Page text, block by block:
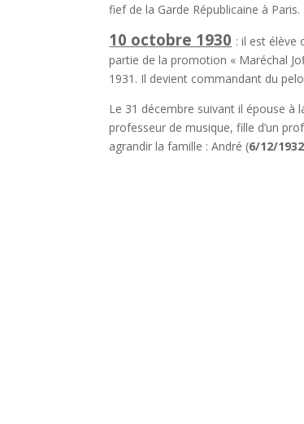
fief de la Garde Républicaine à Paris.
10 octobre 1930 : il est élève
partie de la promotion « Maréchal
1931. Il devient commandant du
Le 31 décembre suivant il épouse à
professeur de musique, fille d’un
agrandir la famille : André (6/12/